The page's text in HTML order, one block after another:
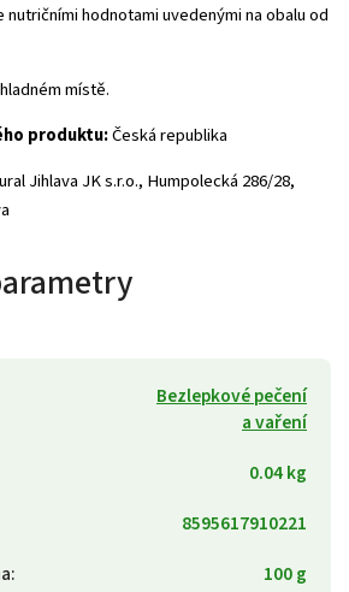
hodnotami uvedenými na obalu od
místě.
produktu:Česká republika
Jihlava JK s.r.o., Humpolecká 286/28,
Bezlepkové pečení
a vaření
0.04 kg
8595617910221
: 100 g